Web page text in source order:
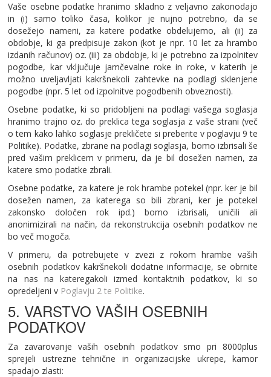
Vaše osebne podatke hranimo skladno z veljavno zakonodajo
in (i) samo toliko časa, kolikor je nujno potrebno, da se
dosežejo nameni, za katere podatke obdelujemo, ali (ii) za
obdobje, ki ga predpisuje zakon (kot je npr. 10 let za hrambo
izdanih računov) oz. (iii) za obdobje, ki je potrebno za izpolnitev
pogodbe, kar vključuje jamčevalne roke in roke, v katerih je
možno uveljavljati kakršnekoli zahtevke na podlagi sklenjene
pogodbe (npr. 5 let od izpolnitve pogodbenih obveznosti).
Osebne podatke, ki so pridobljeni na podlagi vašega soglasja
hranimo trajno oz. do preklica tega soglasja z vaše strani (več
o tem kako lahko soglasje prekličete si preberite v poglavju 9 te
Politike). Podatke, zbrane na podlagi soglasja, bomo izbrisali še
pred vašim preklicem v primeru, da je bil dosežen namen, za
katere smo podatke zbrali.
Osebne podatke, za katere je rok hrambe potekel (npr. ker je bil
dosežen namen, za katerega so bili zbrani, ker je potekel
zakonsko določen rok ipd.) bomo izbrisali, uničili ali
anonimizirali na način, da rekonstrukcija osebnih podatkov ne
bo več mogoča.
V primeru, da potrebujete v zvezi z rokom hrambe vaših
osebnih podatkov kakršnekoli dodatne informacije, se obrnite
na nas na kateregakoli izmed kontaktnih podatkov, ki so
opredeljeni v Poglavju 2 te Politike.
5. VARSTVO VAŠIH OSEBNIH
PODATKOV
Za zavarovanje vaših osebnih podatkov smo pri 8000plus
sprejeli ustrezne tehnične in organizacijske ukrepe, kamor
spadajo zlasti: